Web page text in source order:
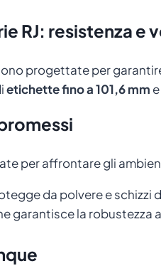
RJ: resistenza e
progettate per
etichette fino a 101,6 mm
per affrontare gli
da polvere e schizzi
garantisce la